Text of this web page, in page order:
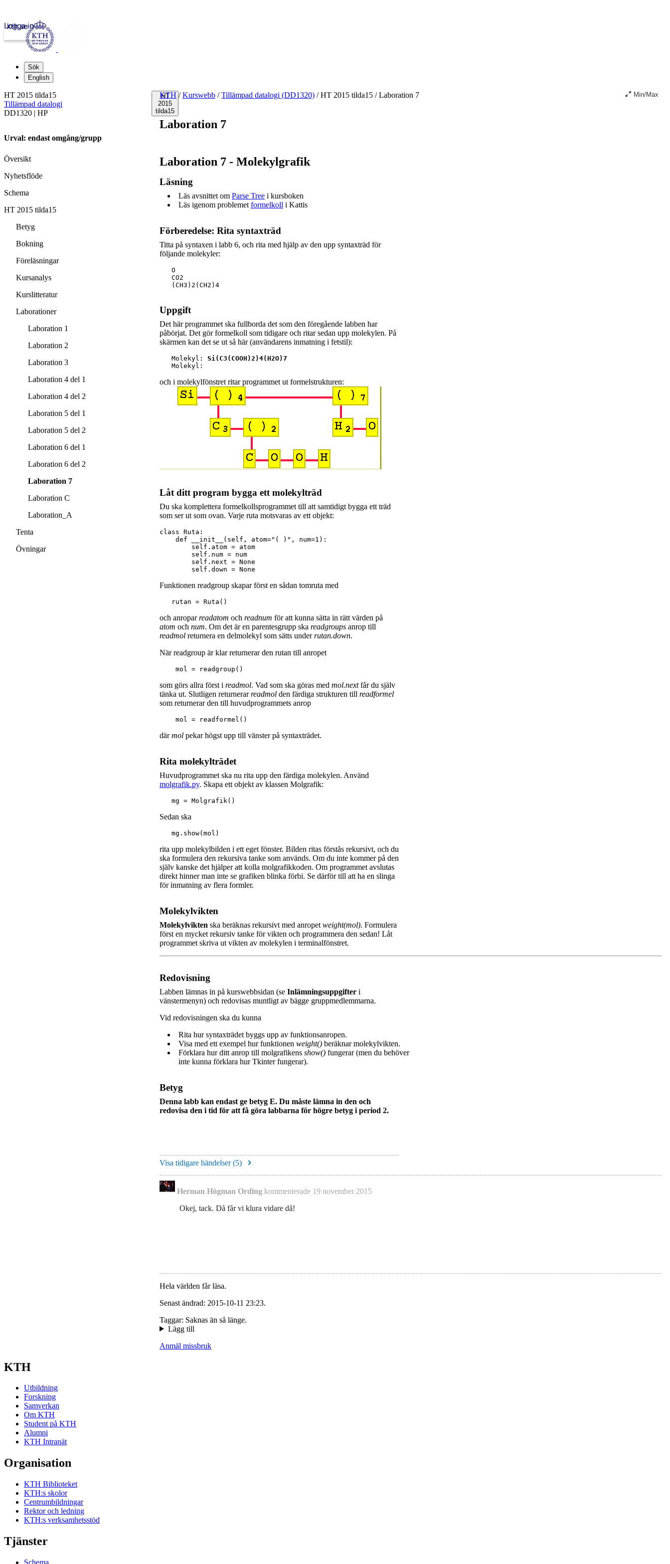
kth.se
Logga in
Sök
English
HT
2015
tilda15
KTH / Kurswebb / Tillämpad datalogi (DD1320) /HT 2015 tilda15 /Laboration 7 Min/Max
Laboration 7
Laboration 7 - Molekylgrafik
Läsning
Läs avsnittet om Parse Tree i kursboken
Läs igenom problemet formelkoll i Kattis
Förberedelse: Rita syntaxträd
Titta på syntaxen i labb 6, och rita med hjälp av den upp syntaxträd för
följande molekyler:
   O
   CO2
   (CH3)2(CH2)4
Uppgift
Det här programmet ska fullborda det som den föregående labben har
påbörjat. Det gör formelkoll som tidigare och ritar sedan upp molekylen. På
skärmen kan det se ut så här (användarens inmatning i fetstil):
   Molekyl:
Si(C3(COOH)2)4(H2O)7
och i molekylfönstret ritar programmet ut formelstrukturen:
Låt ditt program bygga ett molekylträd
Du ska komplettera formelkollsprogrammet till att samtidigt bygga ett träd
som ser ut som ovan. Varje ruta motsvaras av ett objekt:
class Ruta:
    def __init__(self, atom="( )", num=1):
        self.atom = atom
        self.num = num
        self.next = None
Funktionen readgroup skapar först en sådan tomruta med
   rutan = Ruta()
och anroparreadatom och readnum för att kunna sätta in rätt värden på
atom och num. Om det är en parentesgrupp ska readgroups anrop till
readmol returnera en delmolekyl som sätts underrutan.down.
När readgroup är klar returnerar den rutan till anropet
som görs allra först i readmol. Vad som ska göras med mol.nextfår du själv
tänka ut. Slutligen returnerarreadmol den färdiga strukturen till readformel
som returnerar den till huvudprogrammets anrop
därmol pekar högst upp till vänster på syntaxträdet.
Rita molekylträdet
Huvudprogrammet ska nu rita upp den färdiga molekylen. Använd
molgrafik.py. Skapa ett objekt av klassen Molgrafik:
   mg = Molgrafik()
Sedan ska
rita upp molekylbilden i ett eget fönster. Bilden ritas förstås rekursivt, och du
ska formulera den rekursiva tanke som används. Om du inte kommer på den
själv kanske det hjälper att kolla molgrafikkoden. Om programmet avslutas
direkt hinner man inte se grafiken blinka förbi. Se därför till att ha en slinga
för inmatning av flera formler.
Molekylvikten
Molekylvikten ska beräknas rekursivt med anropet weight(mol). Formulera
först en mycket rekursiv tanke för vikten och programmera den sedan! Låt
programmet skriva ut vikten av molekylen i terminalfönstret.
Redovisning
Labben lämnas in på kurswebbsidan (se Inlämningsuppgifter i
vänstermenyn) och redovisas muntligt av bägge gruppmedlemmarna.
Vid redovisningen ska du kunna
Rita hur syntaxträdet byggs upp av funktionsanropen.
Visa med ett exempel hur funktionen weight() beräknar molekylvikten.
Förklara hur ditt anrop till molgrafikens show() fungerar (men du behöver
inte kunna förklara hur Tkinter fungerar).
Betyg
Denna labb kan endast ge betyg E. Du måste lämna in den och
redovisa den i tid för att få göra labbarna för högre betyg i period 2.
Visa tidigare händelser (5)
Herman Högman Ording kommenterade 19 november 2015
Okej, tack. Då får vi klura vidare då!
Hela världen får läsa.
Senast ändrad: 2015-10-11 23:23.
Taggar: Saknas än så länge.
Lägg till
Anmäl missbruk
HT 2015 tilda15
Tillämpad datalogi
DD1320 | HP
Urval: endast omgång/grupp
Översikt
Nyhetsflöde
Schema
HT 2015 tilda15
Betyg
Bokning
Föreläsningar
Kursanalys
Kurslitteratur
Laborationer
Laboration 1
Laboration 2
Laboration 3
Laboration 4 del 1
Laboration 4 del 2
Laboration 5 del 1
Laboration 5 del 2
Laboration 6 del 1
Laboration 6 del 2
Laboration 7
Laboration C
Laboration_A
Tenta
Övningar
KTH
Utbildning
Forskning
Samverkan
Om KTH
Student på KTH
Alumni
KTH Intranät
Organisation
KTH Biblioteket
KTH:s skolor
Centrumbildningar
Rektor och ledning
KTH:s verksamhetsstöd
Tjänster
Schema